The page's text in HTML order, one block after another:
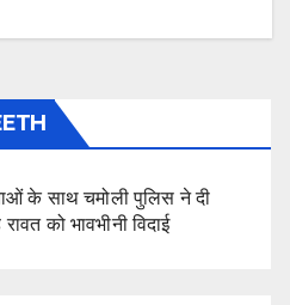
के साथ चमोली पुलिस ने दी
को भावभीनी विदाई